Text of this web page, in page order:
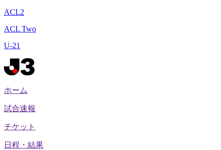
ACL2
ACL Two
U-21
ホーム
試合速報
チケット
日程・結果